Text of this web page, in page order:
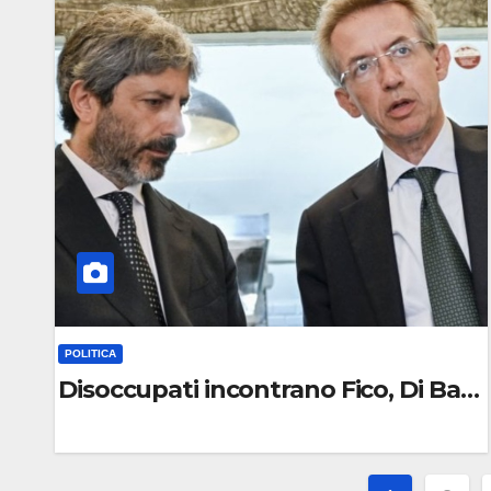
C
O
M
M
E
N
POLITICA
Disoccupati incontrano Fico, Di
0